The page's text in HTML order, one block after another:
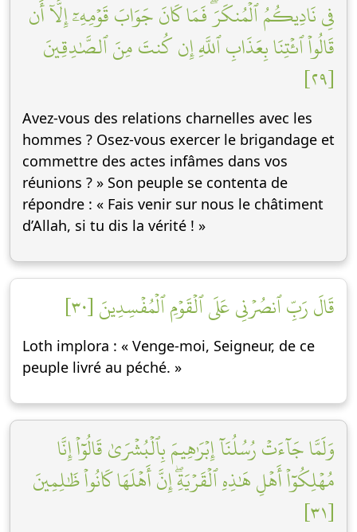
فِي نَادِيكُمُ ٱلۡمُنكَرَۖ فَمَا كَانَ جَوَابَ قَوۡمِهِۦٓ إِلَّآ أَن
قَالُواْ ٱئۡتِنَا بِعَذَابِ ٱللَّهِ إِن كُنتَ مِنَ ٱلصَّٰدِقِينَ
[٢٩]
Avez-vous des relations charnelles avec les
hommes ? Osez-vous exercer le brigandage et
commettre des actes infâmes dans vos
réunions ? » Son peuple se contenta de
répondre : « Fais venir sur nous le châtiment
d’Allah, si tu dis la vérité ! »
قَالَ رَبِّ ٱنصُرۡنِي عَلَى ٱلۡقَوۡمِ ٱلۡمُفۡسِدِينَ [٣٠]
Loth implora : « Venge-moi, Seigneur, de ce
peuple livré au péché. »
وَلَمَّا جَآءَتۡ رُسُلُنَآ إِبۡرَٰهِيمَ بِٱلۡبُشۡرَىٰ قَالُوٓاْ إِنَّا
مُهۡلِكُوٓاْ أَهۡلِ هَٰذِهِ ٱلۡقَرۡيَةِۖ إِنَّ أَهۡلَهَا كَانُواْ ظَٰلِمِينَ
[٣١]